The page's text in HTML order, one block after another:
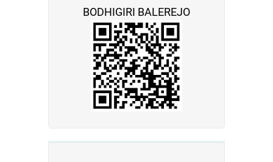
BODHIGIRI BALEREJO